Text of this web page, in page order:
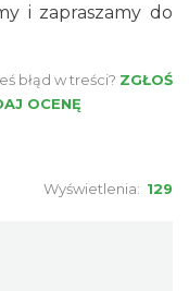
i zapraszamy do
błąd w treści? ZGŁOŚ
OCENĘ
Wyświetlenia: 129